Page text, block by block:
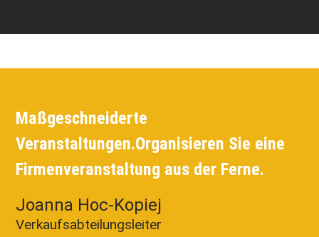
Maßgeschneiderte
Veranstaltungen.Organisieren Sie eine
Firmenveranstaltung aus der Ferne.
Joanna Hoc-Kopiej
Verkaufsabteilungsleiter